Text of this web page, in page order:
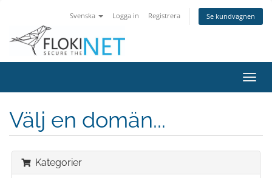
Svenska Logga in Registrera Se kundvagnen
Växla
Välj en domän...
Kategorier